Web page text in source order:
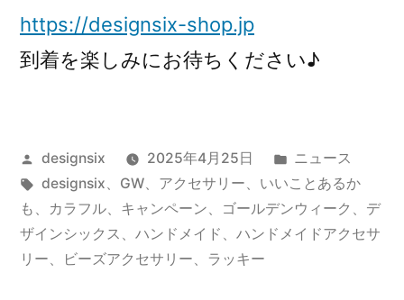
https://designsix-shop.jp
到着を楽しみにお待ちください♪
投
稿
者:
designsix 2025年4月25日
カ
テ
ゴ
リ
ニュース
タ
グ:
designsix、 GW、 アクセサリー、 いいことあるか
も 、 カラフル、 キャンペーン、 ゴールデンウィーク 、 デ
ザインシックス 、 ハンドメイド 、 ハンドメイドアクセサ
リー、 ビーズアクセサリー、 ラッキー